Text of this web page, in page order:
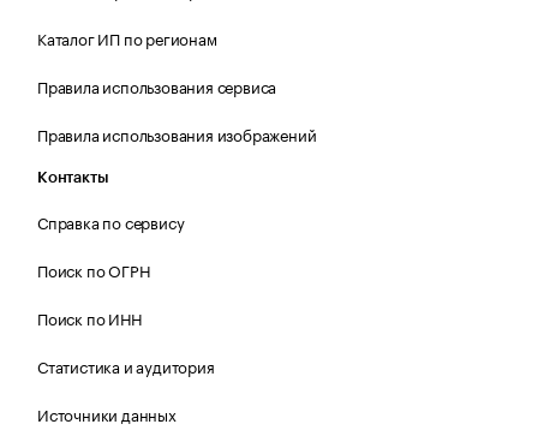
Каталог ИП по регионам
Правила использования сервиса
Правила использования изображений
Контакты
Справка по сервису
Поиск по ОГРН
Поиск по ИНН
Статистика и аудитория
Источники данных